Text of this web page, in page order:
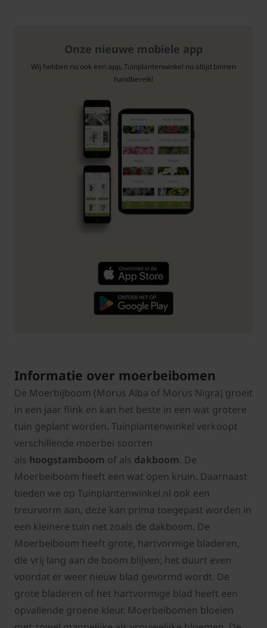
Onze nieuwe mobiele app
Wij hebben nu ook een app, Tuinplantenwinkel nu altijd binnen
handbereik!
Informatie over moerbeibomen
De Moerbijboom (Morus Alba of Morus Nigra) groeit
in een jaar flink en kan het beste in een wat grotere
tuin geplant worden. Tuinplantenwinkel verkoopt
verschillende moerbei soorten
als hoogstamboom of als dakboom. De
Moerbeiboom heeft een wat open kruin. Daarnaast
bieden we op Tuinplantenwinkel.nl ook een
treurvorm aan, deze kan prima toegepast worden in
een kleinere tuin net zoals de dakboom. De
Moerbeiboom heeft grote, hartvormige bladeren,
die vrij lang aan de boom blijven; het duurt even
voordat er weer nieuw blad gevormd wordt. De
grote bladeren of het hartvormige blad heeft een
opvallende groene kleur. Moerbeibomen bloeien